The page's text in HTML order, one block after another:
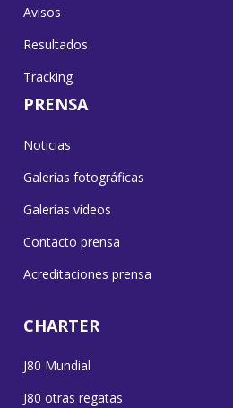
Avisos
Resultados
Tracking
PRENSA
Noticias
Galerías fotográficas
Galerías vídeos
Contacto prensa
Acreditaciones prensa
CHARTER
J80 Mundial
J80 otras regatas